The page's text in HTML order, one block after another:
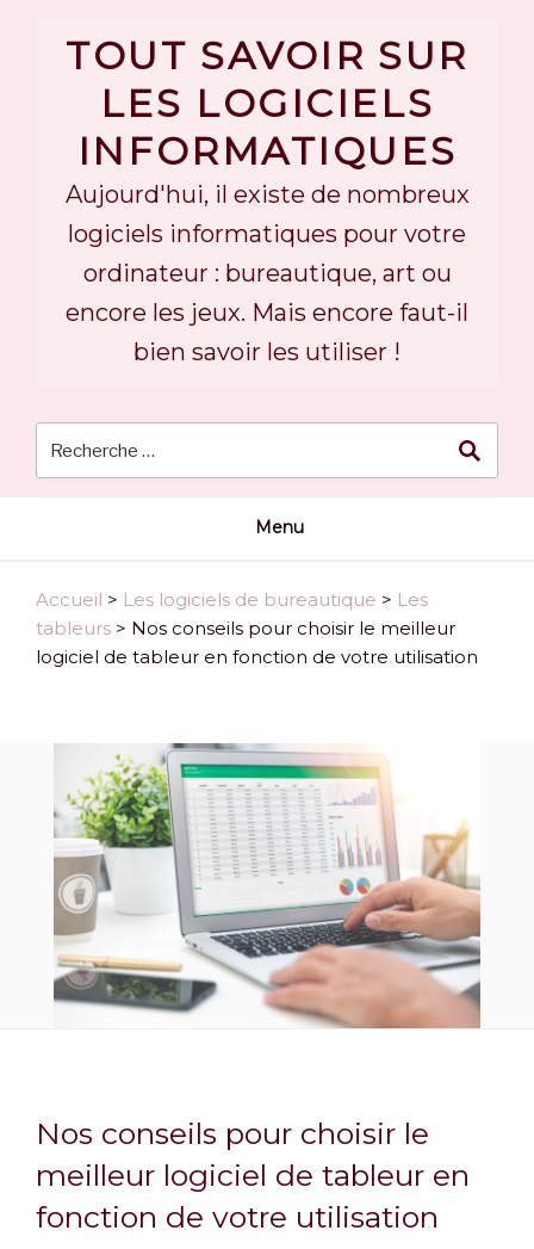
TOUT SAVOIR SUR
LES LOGICIELS
INFORMATIQUES
Aujourd'hui, il existe de nombreux
logiciels informatiques pour votre
ordinateur : bureautique, art ou
encore les jeux. Mais encore faut-il
bien savoir les utiliser !
Menu
Accueil > Les logiciels de bureautique > Les
tableurs > Nos conseils pour choisir le meilleur
logiciel de tableur en fonction de votre utilisation
Nos conseils pour choisir le
meilleur logiciel de tableur en
fonction de votre utilisation